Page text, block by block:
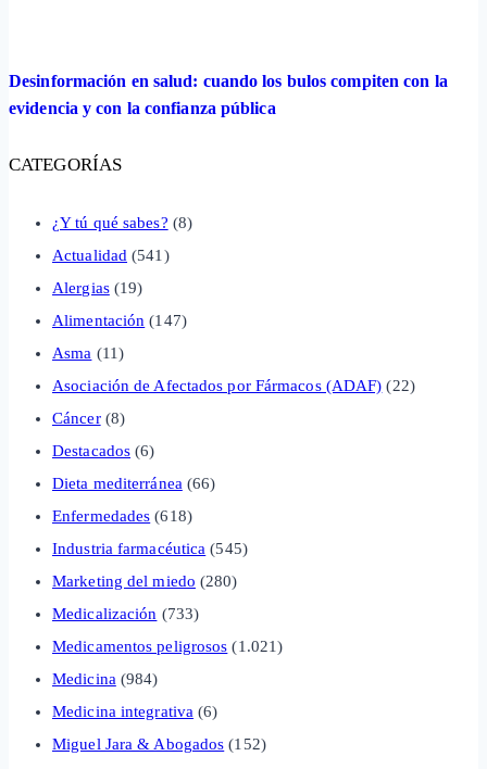
Desinformación en salud: cuando los bulos compiten con la
evidencia y con la confianza pública
CATEGORÍAS
¿Y tú qué sabes? (8)
Actualidad (541)
Alergias(19)
Alimentación (147)
Asma (11)
Asociación de Afectados por Fármacos (ADAF) (22)
Cáncer(8)
Destacados (6)
Dieta mediterránea(66)
Enfermedades (618)
Industria farmacéutica (545)
Marketing del miedo (280)
Medicalización (733)
Medicamentos peligrosos (1.021)
Medicina(984)
Medicina integrativa (6)
Miguel Jara & Abogados (152)